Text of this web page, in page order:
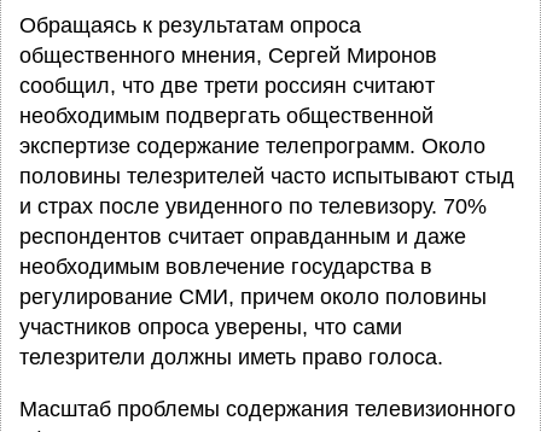
Обращаясь к результатам опроса
общественного мнения, Сергей Миронов
сообщил, что две трети россиян считают
необходимым подвергать общественной
экспертизе содержание телепрограмм. Около
половины телезрителей часто испытывают стыд
и страх после увиденного по телевизору. 70%
респондентов считает оправданным и даже
необходимым вовлечение государства в
регулирование СМИ, причем около половины
участников опроса уверены, что сами
телезрители должны иметь право голоса.
Масштаб проблемы содержания телевизионного